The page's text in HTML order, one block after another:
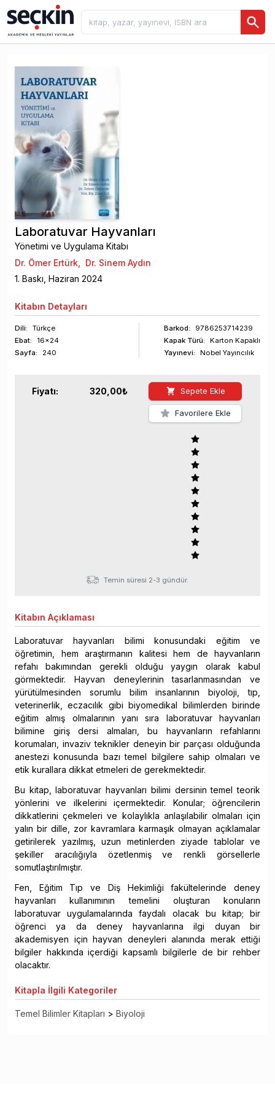
Laboratuvar Hayvanları
Yönetimi ve Uygulama Kitabı
Dr. Ömer Ertürk, Dr. Sinem Aydın
1. Baskı, Haziran 2024
Kitabın Detayları
Dili:
Türkçe
Ebat:
16x24
Sayfa: 240
Barkod:
9786253714239
Kapak Türü:
Karton Kapaklı
Yayınevi:
Nobel Yayıncılık
Fiyatı: 320,00₺ Sepete Ekle
Favorilere Ekle
Temin süresi 2-3 gündür.
Kitabın Açıklaması
Laboratuvar hayvanları bilimi konusundaki eğitim ve
öğretimin, hem araştırmanın kalitesi hem de hayvanların
refahı bakımından gerekli olduğu yaygın olarak kabul
görmektedir. Hayvan deneylerinin tasarlanmasından ve
yürütülmesinden sorumlu bilim insanlarının biyoloji, tıp,
veterinerlik, eczacılık gibi biyomedikal bilimlerden birinde
eğitim almış olmalarının yanı sıra laboratuvar hayvanları
bilimine giriş dersi almaları, bu hayvanların refahlarını
korumaları, invaziv teknikler deneyin bir parçası olduğunda
anestezi konusunda bazı temel bilgilere sahip olmaları ve
etik kurallara dikkat etmeleri de gerekmektedir.
Bu kitap, laboratuvar hayvanları bilimi dersinin temel teorik
yönlerini ve ilkelerini içermektedir. Konular; öğrencilerin
dikkatlerini çekmeleri ve kolaylıkla anlaşılabilir olmaları için
yalın bir dille, zor kavramlara karmaşık olmayan açıklamalar
getirilerek yazılmış, uzun metinlerden ziyade tablolar ve
şekiller aracılığıyla özetlenmiş ve renkli görsellerle
somutlaştırılmıştır.
Fen, Eğitim Tıp ve Diş Hekimliği fakültelerinde deney
hayvanları kullanımının temelini oluşturan konuların
laboratuvar uygulamalarında faydalı olacak bu kitap; bir
öğrenci ya da deney hayvanlarına ilgi duyan bir
akademisyen için hayvan deneyleri alanında merak ettiği
bilgiler hakkında içerdiği kapsamlı bilgilerle de bir rehber
olacaktır.
Kitapla İlgili Kategoriler
Temel Bilimler Kitapları > Biyoloji